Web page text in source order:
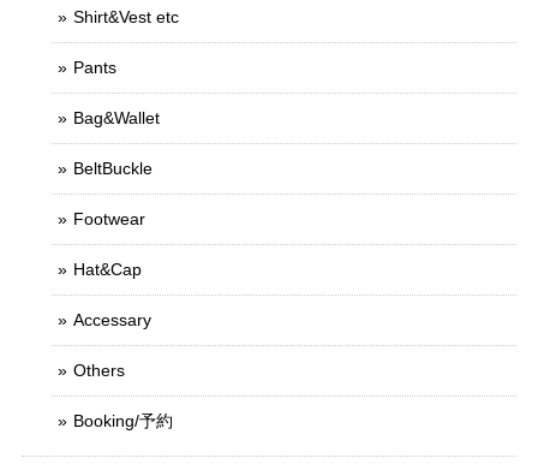
Shirt&Vest etc
Pants
Bag&Wallet
BeltBuckle
Footwear
Hat&Cap
Accessary
Others
Booking/予約